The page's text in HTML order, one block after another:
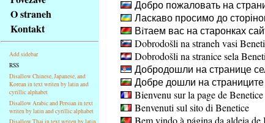
základní
Hlavní
strana
O straneh
Kontakt
Add sidebar
RSS
Disallow Chinese, Japanese, and
Korean in text writen by latin and
cyrillic alphabet
Disallow Arabic and Persian in text
writen by latin and cyrillic alphabet
Добро пожаловать на
Ласкаво просимо до
Вiтаем вас на старонках
Dobrodošli na straneh vasi
Dobrodošli na stranice sela
Добродошли на странице
Добре дошли на
Bienvenu sur la page de Benetice
Benvenuti sul sito di Benetice
Bem vindo à página da aldeia de